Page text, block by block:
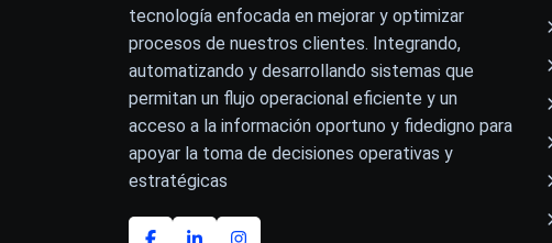
tecnología enfocada en mejorar y optimizar
procesos de nuestros clientes. Integrando,
automatizando y desarrollando sistemas que
permitan un flujo operacional eficiente y un
acceso a la información oportuno y fidedigno para
apoyar la toma de decisiones operativas y
estratégicas